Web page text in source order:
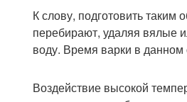
К слову, подготовить таким
перебирают, удаляя вялые
воду. Время варки в данном
Воздействие высокой